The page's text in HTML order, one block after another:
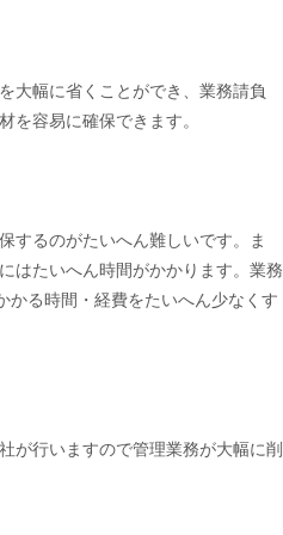
大幅に省くことができ、業務請負
を容易に確保できます。
するのがたいへん難しいです。ま
はたいへん時間がかかります。業務
かる時間・経費をたいへん少なくす
が行いますので管理業務が大幅に削